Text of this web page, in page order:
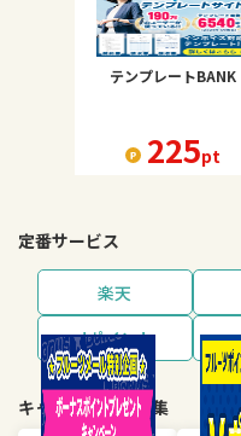
テンプレートBANK
225pt
定番サービス
楽天
dポイント
キャンペーン・特集